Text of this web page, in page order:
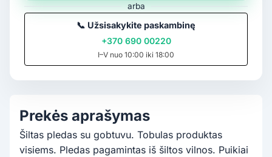
arba
📞 Užsisakykite paskambinę
+370 690 00220
I–V nuo 10:00 iki 18:00
Prekės aprašymas
Šiltas pledas su gobtuvu. Tobulas produktas
visiems. Pledas pagamintas iš šiltos vilnos. Puikiai